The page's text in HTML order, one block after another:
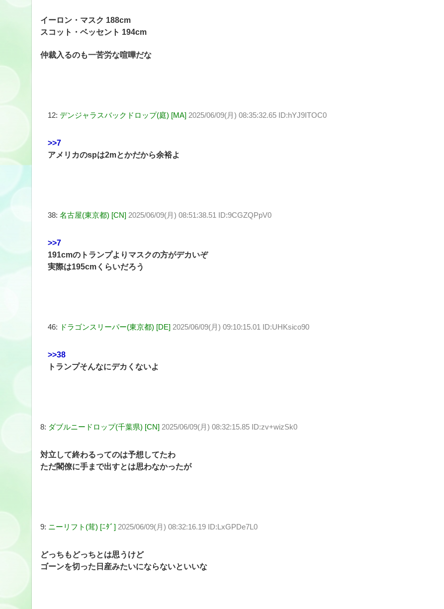
イーロン・マスク 188cm
スコット・ベッセント 194cm
仲裁入るのも一苦労な喧嘩だな
12: デンジャラスバックドロップ(庭) [MA] 2025/06/09(月) 08:35:32.65 ID:hYJ9ITOC0
>>7
アメリカのspは2mとかだから余裕よ
38: 名古屋(東京都) [CN] 2025/06/09(月) 08:51:38.51 ID:9CGZQPpV0
>>7
191cmのトランプよりマスクの方がデカいぞ
実際は195cmくらいだろう
46: ドラゴンスリーパー(東京都) [DE] 2025/06/09(月) 09:10:15.01 ID:UHKsico90
>>38
トランプそんなにデカくないよ
8: ダブルニードロップ(千葉県) [CN] 2025/06/09(月) 08:32:15.85 ID:zv+wizSk0
対立して終わるってのは予想してたわ
ただ閣僚に手まで出すとは思わなかったが
9: ニーリフト(茸) [ﾆﾀﾞ] 2025/06/09(月) 08:32:16.19 ID:LxGPDe7L0
どっちもどっちとは思うけど
ゴーンを切った日産みたいにならないといいな